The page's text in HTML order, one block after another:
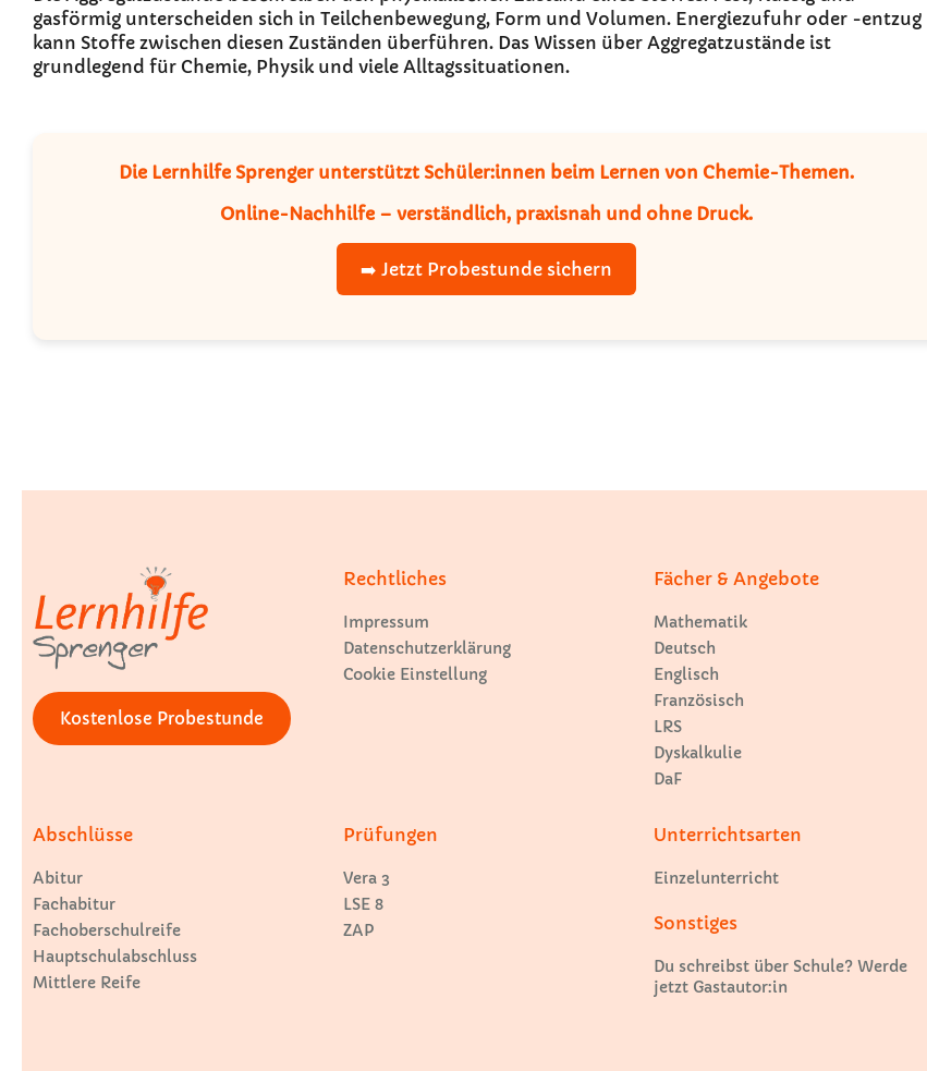
gasförmig unterscheiden sich in Teilchenbewegung, Form und Volumen. Energiezufuhr oder -entzug
kann Stoffe zwischen diesen Zuständen überführen. Das Wissen über Aggregatzustände ist
grundlegend für Chemie, Physik und viele Alltagssituationen.
Die Lernhilfe Sprenger unterstützt Schüler:innen beim Lernen von Chemie-Themen.
Online-Nachhilfe – verständlich, praxisnah und ohne Druck.
➡️ Jetzt Probestunde sichern
Kostenlose Probestunde
Rechtliches
Impressum
Datenschutzerklärung
Cookie Einstellung
Fächer & Angebote
Mathematik
Deutsch
Englisch
Französisch
LRS
Dyskalkulie
DaF
Abschlüsse
Abitur
Fachabitur
Fachoberschulreife
Hauptschulabschluss
Mittlere Reife
Prüfungen
Vera 3
LSE 8
ZAP
Unterrichtsarten
Einzelunterricht
Sonstiges
Du schreibst über Schule? Werde
jetzt Gastautor:in